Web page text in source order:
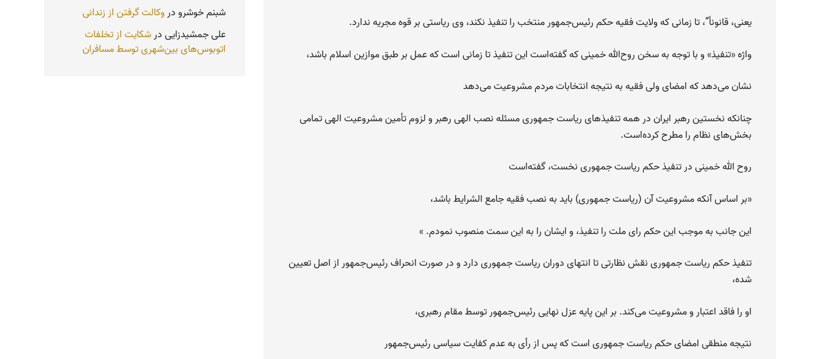
یعنی، قانوناً”، تا زمانی که ولایت فقیه حکم رئیس‌جمهور منتخب را تنفیذ نکند، وی ریاستی بر قوه مجریه ندارد.
واژه «تنفیذ» و با توجه به سخن روح‌الله خمینی که گفته‌است این تنفیذ تا زمانی است که عمل بر طبق موازین اسلام باشد،
نشان می‌دهد که امضای ولی فقیه به نتیجه انتخابات مردم مشروعیت می‌دهد
چنانکه نخستین رهبر ایران در همه تنفیذهای ریاست جمهوری مسئله نصب الهی رهبر و لزوم تأمین مشروعیت الهی تمامی
بخش‌های نظام را مطرح کرده‌است.
روح الله خمینی در تنفیذ حکم ریاست جمهوری نخست، گفته‌است
«بر اساس آنکه مشروعیت آن (ریاست جمهوری) باید به نصب فقیه جامع الشرایط باشد،
این جانب به موجب این حکم رای ملت را تنفیذ، و ایشان را به این سمت منصوب نمودم. »
تنفیذ حکم ریاست جمهوری نقش نظارتی تا انتهای دوران ریاست جمهوری دارد و در صورت انحراف رئیس‌جمهور از اصل تعیین
شده،
او را فاقد اعتبار و مشروعیت می‌کند. بر این پایه عزل نهایی رئیس‌جمهور توسط مقام رهبری،
نتیجه منطقی امضای حکم ریاست جمهوری است که پس از رأی به عدم کفایت سیاسی رئیس‌جمهور
شبنم خوشرودروکالت گرفتن از زندانی
علی جمشیدزاییدرشکایت از تخلفات
اتوبوس‌های بین‌شهری توسط مسافران